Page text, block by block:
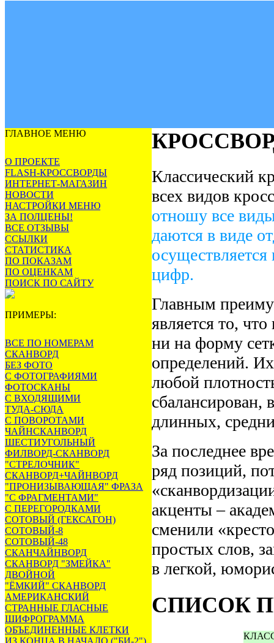
ГЛАВНОЕ МЕНЮ
О ПРОЕКТЕ
FLASH-КРОССВОРДЫ
ИНТЕРНЕТ-МАГАЗИН
НОВОСТИ
НАСТРОЙКИ МЕНЮ
ЗА ПОЛЦЕНЫ!
ВСЕ ОТЗЫВЫ
ССЫЛКИ
СТАТИСТИКА
ПО ПОКАЗАМ
ПО ОЦЕНКАМ
ПОИСК ПО САЙТУ
ПРИМЕРЫ:
ВСЕ ПО НОМЕРАМ
СКАНВОРД
БЕЗ ФОТО
С ФОТОГРАФИЯМИ
ФОТОСКАНЫ
С ВХОДЯЩИМИ
ТУДА-СЮДА
С ПОВОРОТАМИ
ЧАЙНСКАНВОРД
ШЕСТИУГОЛЬНЫЙ
ФИЛВОРД-СКАНВОРД
"СТРЕЛОЧНИК"
СКАНВОРД+ЧАЙНВОРД
"ПРОНИЗЫВАЮЩАЯ" ФРАЗА
"С ФРАГМЕНТАМИ"
С ПЕРЕГОРОДКАМИ
СОТОВЫЙ (ГЕКСАГОН)
СОТОВЫЙ-8
СОТОВЫЙ-48
СКАНЧАЙНВОРД
СКАНВОРД "ЗМЕЙКА"
ДВОЙНОЙ
"ЁМКИЙ" СКАНВОРД
АМЕРИКАНСКИЙ
СТРАННЫЕ ГЛАСНЫЕ
ШИФРОГРАММА
ОБЪЕДИНЕННЫЕ КЛЕТКИ
ИЗ КОНЦА В НАЧАЛО ("БИ-2")
Классический
всех видов
отношу все
даются в виде
цифр.
Главным
является то,
ни на форму
определений.
любой
сбалансирован,
длинных,
За последнее
ряд позиций,
акценты –
сменили
простых слов,
в легкой,
СПИСОК